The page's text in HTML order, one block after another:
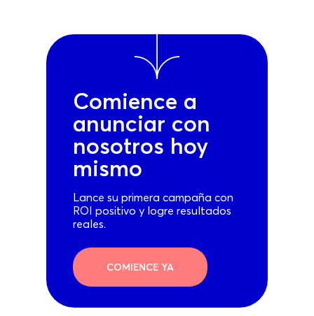
Comience a
anunciar con
nosotros hoy
mismo
Lance su primera campaña con
ROI positivo y logre resultados
reales.
COMIENCE YA